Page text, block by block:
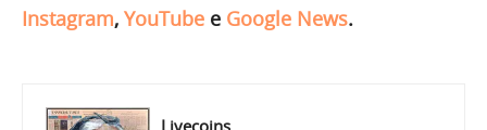
Instagram, YouTube e Google News.